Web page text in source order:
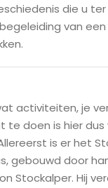
die u ter
van
activiteiten, je
te doen is hier dus
is er het
gebouwd door
Stockalper. Hij